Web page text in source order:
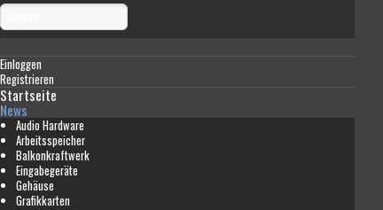
Einloggen
Registrieren
Startseite
News
Audio Hardware
Arbeitsspeicher
Balkonkraftwerk
Eingabegeräte
Gehäuse
Grafikkarten